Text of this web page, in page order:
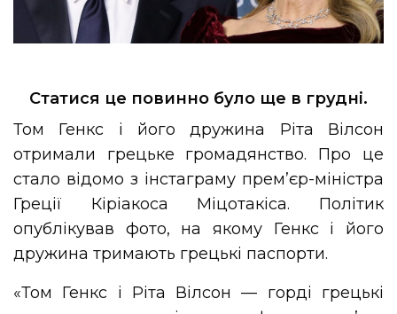
Статися це повинно було ще в грудні.
Том Генкс і його дружина Ріта Вілсон
отримали грецьке громадянство. Про це
стало відомо з інстаграму прем’єр-міністра
Греції Кіріакоса Міцотакіса. Політик
опублікував фото, на якому Генкс і його
дружина тримають грецькі паспорти.
«Том Генкс і Ріта Вілсон — горді грецькі